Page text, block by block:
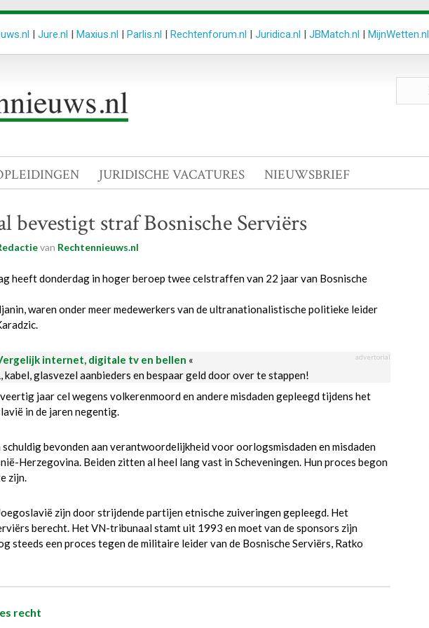
| Jure.nl | Maxius.nl | Parlis.nl | Rechtenforum.nl | Juridica.nl | JBMatch.nl | MijnWetten.nl
JURIDISCHE VACATURES NIEUWSBRIEF
bevestigt straf Bosnische Serviërs
van Rechtennieuws.nl
heeft donderdag in hoger beroep twee celstraffen van 22 jaar van Bosnische
waren onder meer medewerkers van de ultranationalistische politieke leider
internet, digitale tv en bellen « advertorial
kabel, glasvezel aanbieders en bespaar geld door over te stappen!
jaar cel wegens volkerenmoord en andere misdaden gepleegd tijdens het
in de jaren negentig.
bevonden aan verantwoordelijkheid voor oorlogsmisdaden en misdaden
Herzegovina. Beiden zitten al heel lang vast in Scheveningen. Hun proces begon
zijn.
zijn door strijdende partijen etnische zuiveringen gepleegd. Het
berecht. Het VN-tribunaal stamt uit 1993 en moet van de sponsors zijn
steeds een proces tegen de militaire leider van de Bosnische Serviërs, Ratko
recht